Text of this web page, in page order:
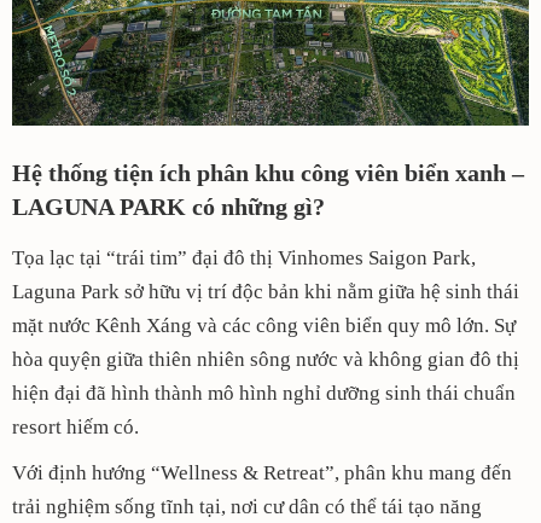
Hệ thống tiện ích phân khu công viên biển xanh –
LAGUNA PARK có những gì?
Tọa lạc tại “trái tim” đại đô thị Vinhomes Saigon Park,
Laguna Park sở hữu vị trí độc bản khi nằm giữa hệ sinh thái
mặt nước Kênh Xáng và các công viên biển quy mô lớn. Sự
hòa quyện giữa thiên nhiên sông nước và không gian đô thị
hiện đại đã hình thành mô hình nghỉ dưỡng sinh thái chuẩn
resort hiếm có.
Với định hướng “Wellness & Retreat”, phân khu mang đến
trải nghiệm sống tĩnh tại, nơi cư dân có thể tái tạo năng